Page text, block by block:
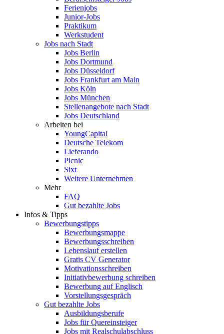
Ferienjobs
Junior-Jobs
Praktikum
Werkstudent
Jobs nach Stadt
Jobs Berlin
Jobs Dortmund
Jobs Düsseldorf
Jobs Frankfurt am Main
Jobs Köln
Jobs München
Stellenangebote nach Stadt
Jobs Deutschland
Arbeiten bei
YoungCapital
Deutsche Telekom
Lieferando
Picnic
Sixt
Weitere Unternehmen
Mehr
FAQ
Gut bezahlte Jobs
Infos & Tipps
Bewerbungstipps
Bewerbungsmappe
Bewerbungsschreiben
Lebenslauf erstellen
Gratis CV Generator
Motivationsschreiben
Initiativbewerbung schreiben
Bewerbung auf Englisch
Vorstellungsgespräch
Gut bezahlte Jobs
Ausbildungsberufe
Jobs für Quereinsteiger
Jobs mit Realschulabschluss